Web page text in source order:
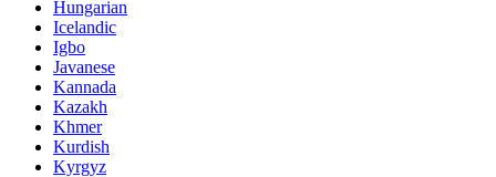
Hungarian
Icelandic
Igbo
Javanese
Kannada
Kazakh
Khmer
Kurdish
Kyrgyz